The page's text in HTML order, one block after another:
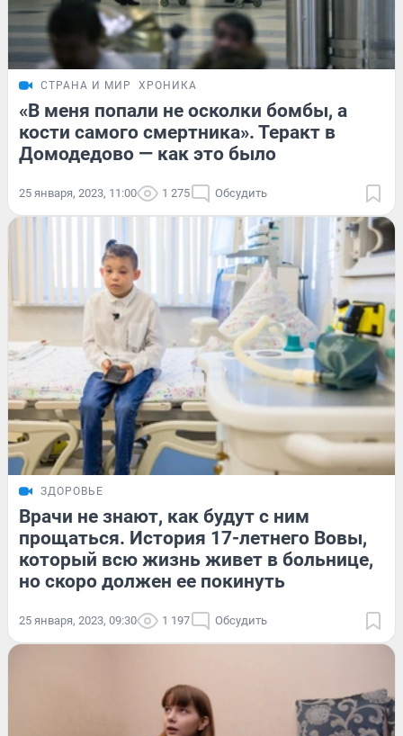
СТРАНА И МИР ХРОНИКА
«В меня попали не осколки бомбы, а
кости самого смертника». Теракт в
Домодедово — как это было
25 января, 2023, 11:00 1 275 Обсудить
ЗДОРОВЬЕ
Врачи не знают, как будут с ним
прощаться. История 17-летнего Вовы,
который всю жизнь живет в больнице,
но скоро должен ее покинуть
25 января, 2023, 09:30 1 197 Обсудить